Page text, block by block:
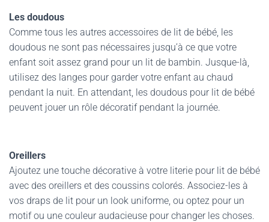
Les doudous
Comme tous les autres accessoires de lit de bébé, les
doudous ne sont pas nécessaires jusqu’à ce que votre
enfant soit assez grand pour un lit de bambin. Jusque-là,
utilisez des langes pour garder votre enfant au chaud
pendant la nuit. En attendant, les doudous pour lit de bébé
peuvent jouer un rôle décoratif pendant la journée.
Oreillers
Ajoutez une touche décorative à votre literie pour lit de bébé
avec des oreillers et des coussins colorés. Associez-les à
vos draps de lit pour un look uniforme, ou optez pour un
motif ou une couleur audacieuse pour changer les choses.